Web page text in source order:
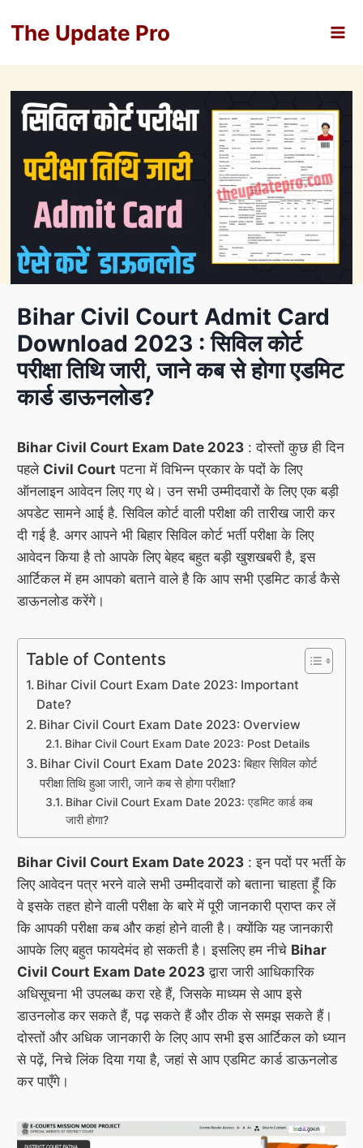
toThe Update Pro
Bihar Civil Court Admit Card
Download 2023 : सिविल कोर्ट
परीक्षा तिथि जारी, जाने कब से होगा एडमिट
कार्ड डाऊनलोड?
Bihar Civil Court Exam Date 2023: दोस्तों कुछ ही दिन
पहले Civil Court पटना में विभिन्न प्रकार के पदों के लिए
ऑनलाइन आवेदन लिए गए थे। उन सभी उम्मीदवारों के लिए एक बड़ी
अपडेट सामने आई है. सिविल कोर्ट वाली परीक्षा की तारीख जारी कर
दी गई है. अगर आपने भी बिहार सिविल कोर्ट भर्ती परीक्षा के लिए
आवेदन किया है तो आपके लिए बेहद बहुत बड़ी खुशखबरी है, इस
आर्टिकल में हम आपको बताने वाले है कि आप सभी एडमिट कार्ड कैसे
डाऊनलोड करेंगे।
Table of Contents
Bihar Civil Court Exam Date 2023: Important
Date?
Bihar Civil Court Exam Date 2023: Overview
Bihar Civil Court Exam Date 2023: Post Details
Bihar Civil Court Exam Date 2023: बिहार सिविल कोर्ट
परीक्षा तिथि हुआ जारी, जाने कब से होगा परीक्षा?
Bihar Civil Court Exam Date 2023: एडमिट कार्ड कब
जारी होगा?
Bihar Civil Court Exam Date 2023: इन पदों पर भर्ती के
लिए आवेदन पत्र भरने वाले सभी उम्मीदवारों को बताना चाहता हूँ कि
वे इसके तहत होने वाली परीक्षा के बारे में पूरी जानकारी प्राप्त कर लें
कि आपकी परीक्षा कब और कहां होने वाली है। क्योंकि यह जानकारी
आपके लिए बहुत फायदेमंद हो सकती है। इसलिए हम नीचे Bihar
Civil Court Exam Date 2023द्वारा जारी आधिकारिक
अधिसूचना भी उपलब्ध करा रहे हैं, जिसके माध्यम से आप इसे
डाउनलोड कर सकते हैं, पढ़ सकते हैं और ठीक से समझ सकते हैं।
दोस्तों और अधिक जानकारी के लिए आप सभी इस आर्टिकल को ध्यान
से पढ़ें, निचे लिंक दिया गया है, जहां से आप एडमिट कार्ड डाऊनलोड
कर पाएँगे।